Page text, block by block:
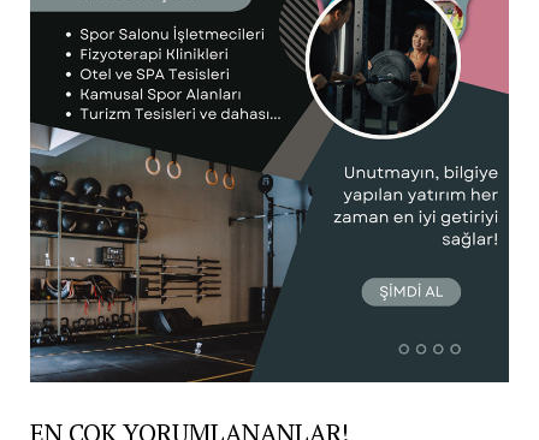
EN ÇOK YORUMLANANLAR!